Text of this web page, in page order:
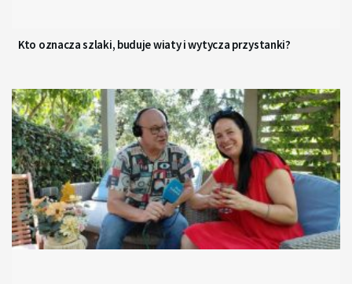
Kto oznacza szlaki, buduje wiaty i wytycza przystanki?